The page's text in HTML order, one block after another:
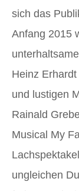
sich das
Anfang 2015
Heinz
und lustigen
Rainald
Musical My
ungleichen